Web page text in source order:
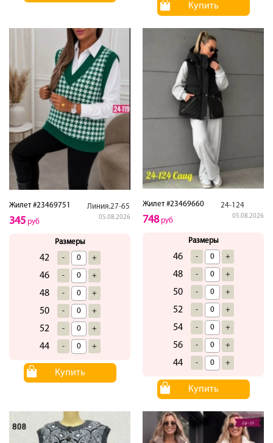
Купить
Жилет #23469751 Линия.27-65
05.08.2026
345 руб
Размеры
42 - +
46 - +
48 - +
50 - +
52 - +
44 - +
Купить
Жилет #23469660 24-124
05.08.2026
748руб
Размеры
46 - +
48 - +
50 - +
52 - +
54 - +
56 - +
44 - +
Купить